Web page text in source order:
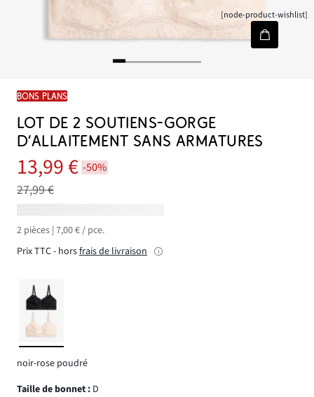
[node-product-wishlist]
BONS PLANS
LOT DE 2 SOUTIENS-GORGE
D’ALLAITEMENT SANS ARMATURES
13,99 € -50%
27,99 €
2 pièces | 7,00 € / pce.
Prix TTC - horsfrais de livraison
noir-rose poudré
Taille de bonnet : D